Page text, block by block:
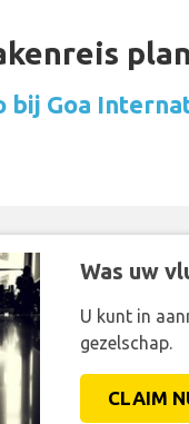
bij Goa
Was uw
U kunt in
gezelschap.
CLAIM